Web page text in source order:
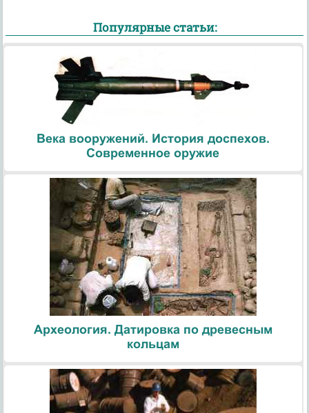
Популярные статьи:
Века вооружений. История доспехов.
Современное оружие
Археология. Датировка по древесным
кольцам